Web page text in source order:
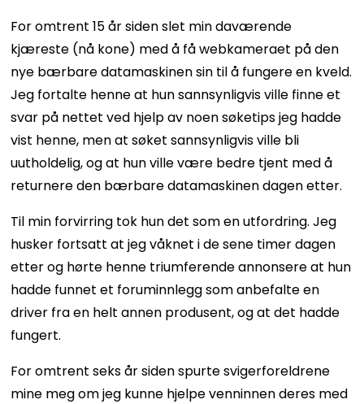
For omtrent 15 år siden slet min daværende
kjæreste (nå kone) med å få webkameraet på den
nye bærbare datamaskinen sin til å fungere en kveld.
Jeg fortalte henne at hun sannsynligvis ville finne et
svar på nettet ved hjelp av noen søketips jeg hadde
vist henne, men at søket sannsynligvis ville bli
uutholdelig, og at hun ville være bedre tjent med å
returnere den bærbare datamaskinen dagen etter.
Til min forvirring tok hun det som en utfordring. Jeg
husker fortsatt at jeg våknet i de sene timer dagen
etter og hørte henne triumferende annonsere at hun
hadde funnet et foruminnlegg som anbefalte en
driver fra en helt annen produsent, og at det hadde
fungert.
For omtrent seks år siden spurte svigerforeldrene
mine meg om jeg kunne hjelpe venninnen deres med